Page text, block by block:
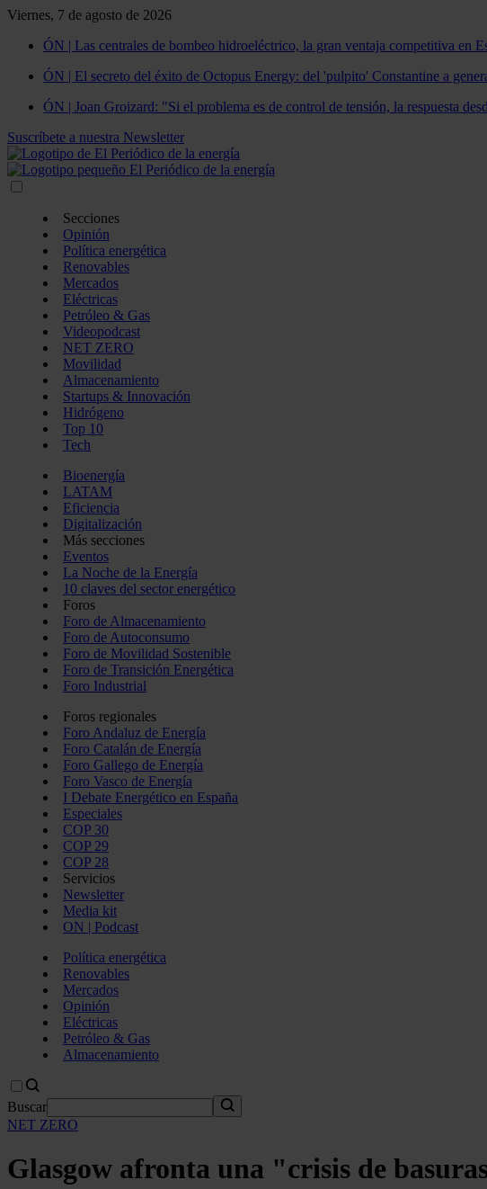
Viernes, 7 de agosto de 2026
ÓN | Las centrales de bombeo hidroeléctrico, la gran ventaja competitiva en
ÓN | El secreto del éxito de Octopus Energy: del 'pulpito' Constantine a
ÓN | Joan Groizard: "Si el problema es de control de tensión, la respuesta
Suscríbete a nuestra Newsletter
Secciones
Opinión
Política energética
Renovables
Mercados
Eléctricas
Petróleo & Gas
Videopodcast
NET ZERO
Movilidad
Almacenamiento
Startups & Innovación
Hidrógeno
Top 10
Tech
Bioenergía
LATAM
Eficiencia
Digitalización
Más secciones
Eventos
La Noche de la Energía
10 claves del sector energético
Foros
Foro de Almacenamiento
Foro de Autoconsumo
Foro de Movilidad Sostenible
Foro de Transición Energética
Foro Industrial
Foros regionales
Foro Andaluz de Energía
Foro Catalán de Energía
Foro Gallego de Energía
Foro Vasco de Energía
I Debate Energético en España
Especiales
COP 30
COP 29
COP 28
Servicios
Newsletter
Media kit
ON | Podcast
Política energética
Renovables
Mercados
Opinión
Eléctricas
Petróleo & Gas
Almacenamiento
Buscar
NET ZERO
Glasgow afronta una "crisis de